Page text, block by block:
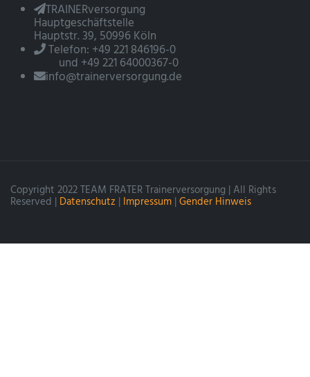
TRAINERversorgung
Hauptgeschäftstelle
Hauptstr. 39, 50996 Köln
Telefon: +49 221 846196-0
und +49 221 64000367-0
info@trainerversorgung.de
Copyright 2022 TEAM FRATER Trainerversorgung | All Rights
Reserved | Datenschutz | Impressum | Gender Hinweis